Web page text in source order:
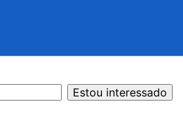
Estou interessado